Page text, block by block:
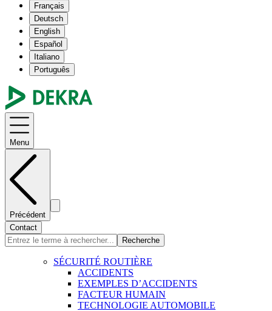
Français
Deutsch
English
Español
Italiano
Português
Menu
Précédent
Contact
Recherche
SÉCURITÉ ROUTIÈRE
ACCIDENTS
EXEMPLES D’ACCIDENTS
FACTEUR HUMAIN
TECHNOLOGIE AUTOMOBILE